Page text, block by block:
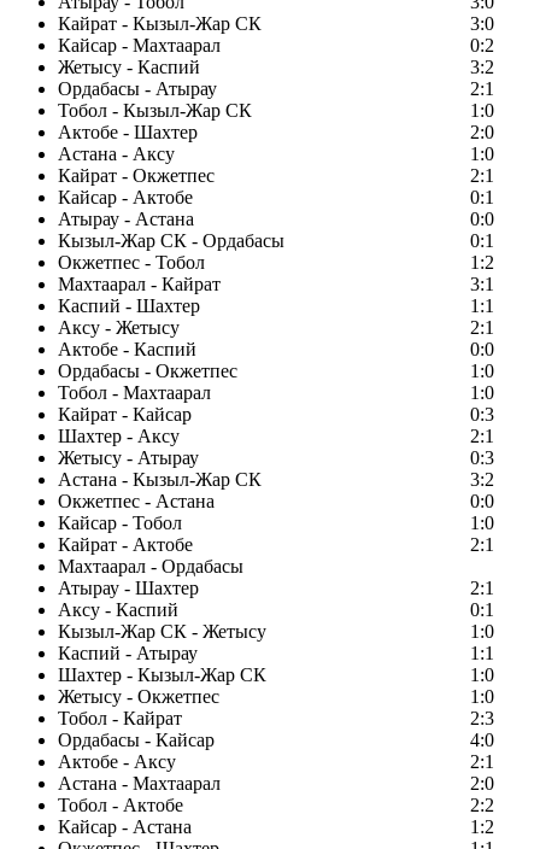
Кайрат - Кызыл-Жар СК
3:0
Кайсар - Махтаарал
0:2
Жетысу - Каспий
3:2
Ордабасы - Атырау
2:1
Тобол - Кызыл-Жар СК
1:0
Актобе - Шахтер
2:0
Астана - Аксу
1:0
Кайрат - Окжетпес
2:1
Кайсар - Актобе
0:1
Атырау - Астана
0:0
Кызыл-Жар СК - Ордабасы
0:1
Окжетпес - Тобол
1:2
Махтаарал - Кайрат
3:1
Каспий - Шахтер
1:1
Аксу - Жетысу
2:1
Актобе - Каспий
0:0
Ордабасы - Окжетпес
1:0
Тобол - Махтаарал
1:0
Кайрат - Кайсар
0:3
Шахтер - Аксу
2:1
Жетысу - Атырау
0:3
Астана - Кызыл-Жар СК
3:2
Окжетпес - Астана
0:0
Кайсар - Тобол
1:0
Кайрат - Актобе
2:1
Махтаарал - Ордабасы
Атырау - Шахтер
2:1
Аксу - Каспий
0:1
Кызыл-Жар СК - Жетысу
1:0
Каспий - Атырау
1:1
Шахтер - Кызыл-Жар СК
1:0
Жетысу - Окжетпес
1:0
Тобол - Кайрат
2:3
Ордабасы - Кайсар
4:0
Актобе - Аксу
2:1
Астана - Махтаарал
2:0
Тобол - Актобе
2:2
Кайсар - Астана
1:2